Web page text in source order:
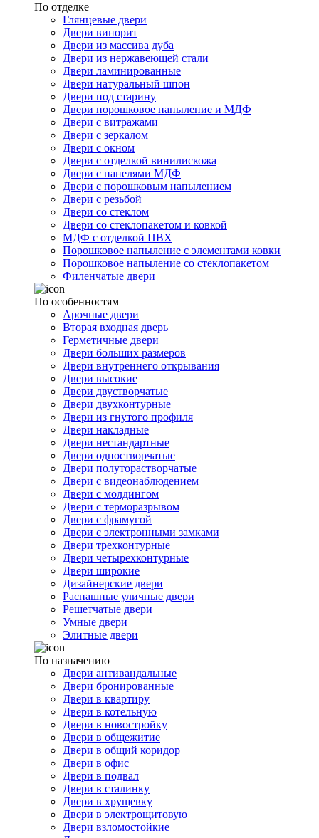
По отделке
Глянцевые двери
Двери винорит
Двери из массива дуба
Двери из нержавеющей стали
Двери ламинированные
Двери натуральный шпон
Двери под старину
Двери порошковое напыление и МДФ
Двери с витражами
Двери с зеркалом
Двери с окном
Двери с отделкой винилискожа
Двери с панелями МДФ
Двери с порошковым напылением
Двери с резьбой
Двери со стеклом
Двери со стеклопакетом и ковкой
МДФ с отделкой ПВХ
Порошковое напыление с элементами ковки
Порошковое напыление со стеклопакетом
Филенчатые двери
По особенностям
Арочные двери
Вторая входная дверь
Герметичные двери
Двери больших размеров
Двери внутреннего открывания
Двери высокие
Двери двустворчатые
Двери двухконтурные
Двери из гнутого профиля
Двери накладные
Двери нестандартные
Двери одностворчатые
Двери полуторастворчатые
Двери с видеонаблюдением
Двери с молдингом
Двери с терморазрывом
Двери с фрамугой
Двери с электронными замками
Двери трехконтурные
Двери четырехконтурные
Двери широкие
Дизайнерские двери
Распашные уличные двери
Решетчатые двери
Умные двери
Элитные двери
По назначению
Двери антивандальные
Двери бронированные
Двери в квартиру
Двери в котельную
Двери в новостройку
Двери в общежитие
Двери в общий коридор
Двери в офис
Двери в подвал
Двери в сталинку
Двери в хрущевку
Двери в электрощитовую
Двери взломостойкие